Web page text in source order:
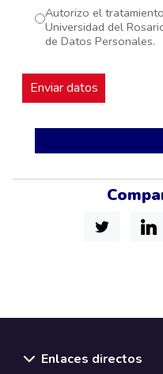
Autorizo el
Universidad del
de Datos Personales.
Enlaces directos